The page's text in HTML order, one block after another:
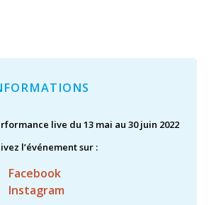
live du 13 mai au 30 juin 2022
l’événement sur :
Facebook
Instagram